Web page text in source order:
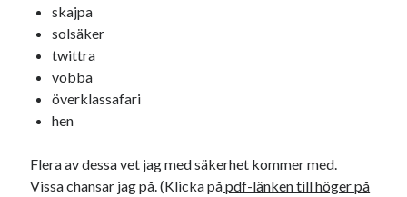
skajpa
solsäker
twittra
vobba
överklassafari
hen
Flera av dessa vet jag med säkerhet kommer med.
Vissa chansar jag på. (Klicka påpdf-länken till höger på